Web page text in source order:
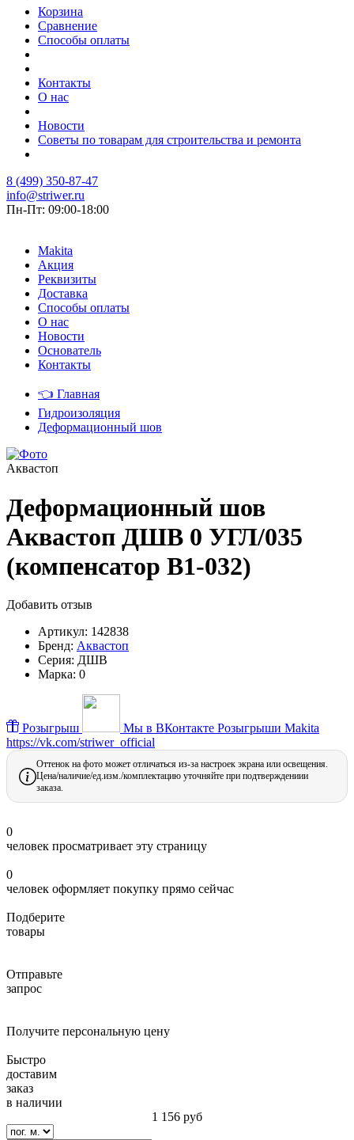
Корзина
Сравнение
Способы оплаты
Контакты
О нас
Новости
Советы по товарам для строительства и ремонта
8 (499) 350-87-47
info@striwer.ru
Пн-Пт: 09:00-18:00
Makita
Акция
Реквизиты
Доставка
Способы оплаты
О нас
Новости
Основатель
Контакты
👈 Главная
Гидроизоляция
Деформационный шов
Аквастоп
Деформационный шов
Аквастоп ДШВ 0 УГЛ/035
(компенсатор В1-032)
Добавить отзыв
Артикул: 142838
Бренд: Аквастоп
Серия: ДШВ
Марка: 0
Розыгрыш Мы в ВКонтакте Розыгрыши Makita
https://vk.com/striwer_official
Оттенок на фото может отличаться из-за настроек экрана или освещения.
Цена/наличие/ед.изм./комплектацию уточняйте при подтверждениии
заказа.
0
человек просматривает эту страницу
0
человек оформляет покупку прямо сейчас
Подберите
товары
Отправьте
запрос
Получите персональную цену
Быстро
доставим
заказ
в наличии
1 156 руб